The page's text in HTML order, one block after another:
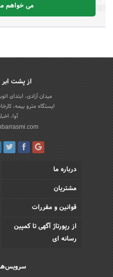
می خواهم
از پشت ابر
میدان آزادی، ابتدای
ایستگاه مترو بیمه،
آوا،
درباره ما
مشتریان
قوانین و مقررات
از رپورتاژ آگهی تا کمپین
رسانه ای